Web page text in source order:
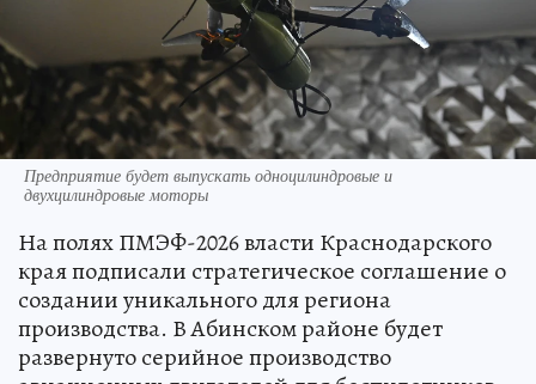
Предприятие будет выпускать одноцилиндровые и
двухцилиндровые моторы
На полях ПМЭФ-2026 власти Краснодарского
края подписали стратегическое соглашение о
создании уникального для региона
производства. В Абинском районе будет
развернуто серийное производство